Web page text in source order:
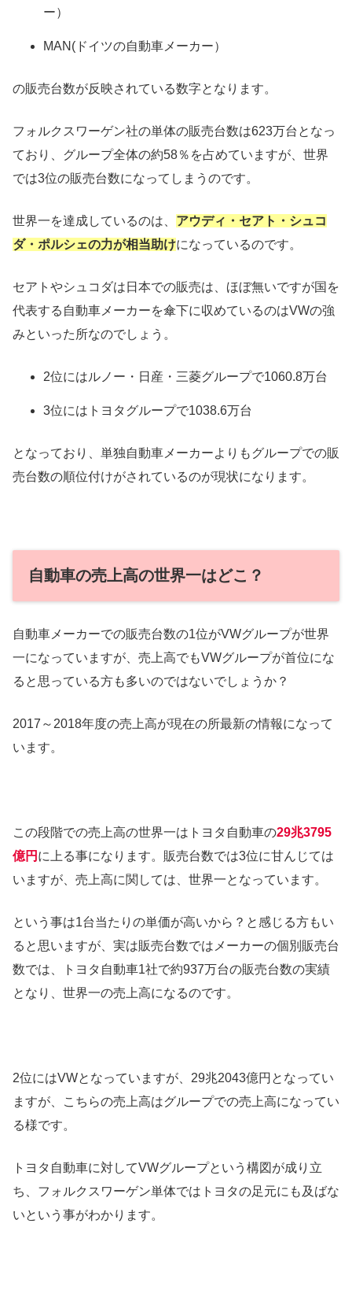
ー）
MAN(ドイツの自動車メーカー）
の販売台数が反映されている数字となります。
フォルクスワーゲン社の単体の販売台数は623万台となっ
ており、グループ全体の約58％を占めていますが、世界
では3位の販売台数になってしまうのです。
世界一を達成しているのは、 アウディ・セアト・シュコ
ダ・ポルシェの力が相当助けになっているのです。
セアトやシュコダは日本での販売は、ほぼ無いですが国を
代表する自動車メーカーを傘下に収めているのはVWの強
みといった所なのでしょう。
2位にはルノー・日産・三菱グループで1060.8万台
3位にはトヨタグループで1038.6万台
となっており、単独自動車メーカーよりもグループでの販
売台数の順位付けがされているのが現状になります。
自動車の売上高の世界一はどこ？
自動車メーカーでの販売台数の1位がVWグループが世界
一になっていますが、売上高でもVWグループが首位にな
ると思っている方も多いのではないでしょうか？
2017～2018年度の売上高が現在の所最新の情報になって
います。
この段階での売上高の世界一はトヨタ自動車の29兆3795
億円 に上る事になります。販売台数では3位に甘んじては
いますが、売上高に関しては、世界一となっています。
という事は1台当たりの単価が高いから？と感じる方もい
ると思いますが、実は販売台数ではメーカーの個別販売台
数では、トヨタ自動車1社で約937万台の販売台数の実績
となり、世界一の売上高になるのです。
2位にはVWとなっていますが、29兆2043億円となってい
ますが、こちらの売上高はグループでの売上高になってい
る様です。
トヨタ自動車に対してVWグループという構図が成り立
ち、フォルクスワーゲン単体ではトヨタの足元にも及ばな
いという事がわかります。